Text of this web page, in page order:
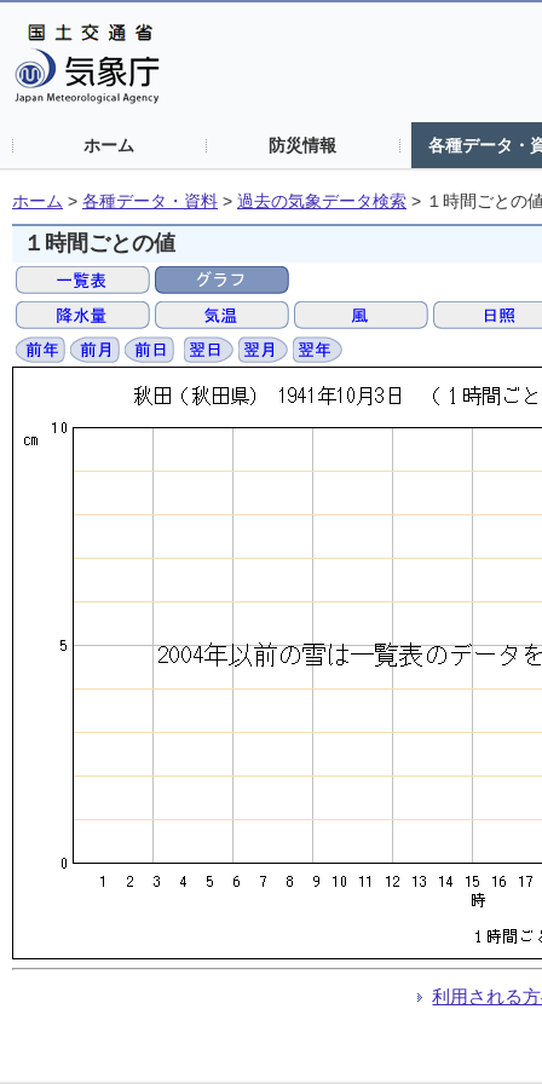
ホーム 防災情報 各種データ・
ホーム > 各種データ・資料 > 過去の気象データ検索 > １時間ごとの
１時間ごとの値
利用される